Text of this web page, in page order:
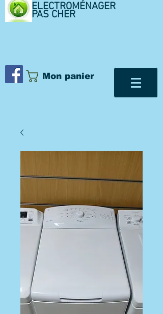
ELECTROMÉNAGER
PAS CHER
Mon panier